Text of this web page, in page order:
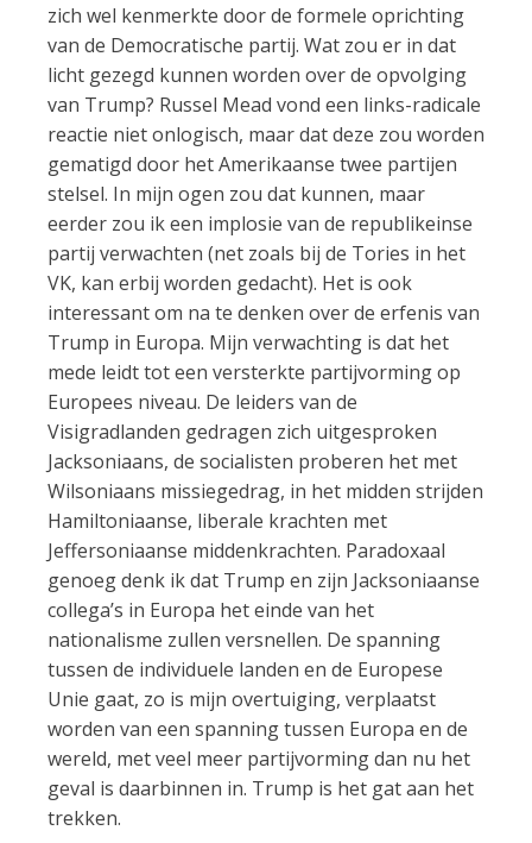
zich wel kenmerkte door de formele oprichting
van de Democratische partij. Wat zou er in dat
licht gezegd kunnen worden over de opvolging
van Trump? Russel Mead vond een links-radicale
reactie niet onlogisch, maar dat deze zou worden
gematigd door het Amerikaanse twee partijen
stelsel. In mijn ogen zou dat kunnen, maar
eerder zou ik een implosie van de republikeinse
partij verwachten (net zoals bij de Tories in het
VK, kan erbij worden gedacht). Het is ook
interessant om na te denken over de erfenis van
Trump in Europa. Mijn verwachting is dat het
mede leidt tot een versterkte partijvorming op
Europees niveau. De leiders van de
Visigradlanden gedragen zich uitgesproken
Jacksoniaans, de socialisten proberen het met
Wilsoniaans missiegedrag, in het midden strijden
Hamiltoniaanse, liberale krachten met
Jeffersoniaanse middenkrachten. Paradoxaal
genoeg denk ik dat Trump en zijn Jacksoniaanse
collega’s in Europa het einde van het
nationalisme zullen versnellen. De spanning
tussen de individuele landen en de Europese
Unie gaat, zo is mijn overtuiging, verplaatst
worden van een spanning tussen Europa en de
wereld, met veel meer partijvorming dan nu het
geval is daarbinnen in. Trump is het gat aan het
trekken.